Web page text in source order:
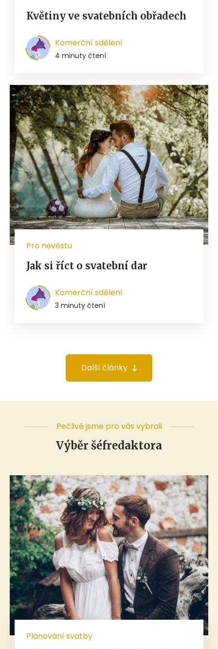
Květiny ve svatebních obřadech
Komerční sdělení
4 minuty čtení
Pro nevěstu
Jak si říct o svatební dar
Komerční sdělení
3 minuty čtení
Další články
Pečlivě jsme pro vás vybrali
Výběr šéfredaktora
Plánování svatby